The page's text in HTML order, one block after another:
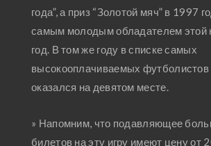
года”, а приз “Золотой мяч” в 1997
самым молодым обладателем этой
год. В том же году в списке самых
высокооплачиваемых футболистов
оказался на девятом месте.
» Напомним, что подавляющее
билетов на эту игру имеют цену от